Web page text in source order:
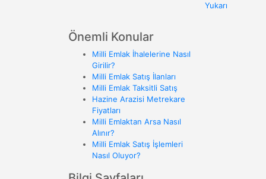
Yukarı
Önemli Konular
Milli Emlak İhalelerine Nasıl
Girilir?
Milli Emlak Satış İlanları
Milli Emlak Taksitli Satış
Hazine Arazisi Metrekare
Fiyatları
Milli Emlaktan Arsa Nasıl
Alınır?
Milli Emlak Satış İşlemleri
Nasıl Oluyor?